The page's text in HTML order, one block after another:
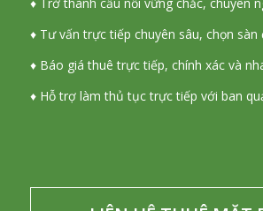
♦ Trở thành cầu nối vững chắc, chuyên
♦ Tư vấn trực tiếp chuyên sâu, chọn sàn
♦ Báo giá thuê trực tiếp, chính xác và
♦ Hỗ trợ làm thủ tục trực tiếp với ban